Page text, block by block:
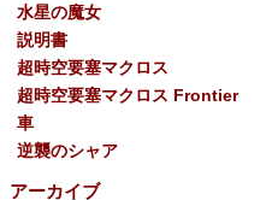
水星の魔女
説明書
超時空要塞マクロス
超時空要塞マクロス Frontier
車
逆襲のシャア
アーカイブ